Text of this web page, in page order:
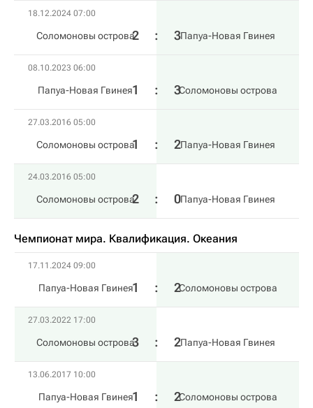
18.12.2024 07:00
Соломоновы острова2 : 3Папуа-Новая Гвинея
08.10.2023 06:00
Папуа-Новая Гвинея1 : 3Соломоновы острова
27.03.2016 05:00
Соломоновы острова1 : 2Папуа-Новая Гвинея
24.03.2016 05:00
Соломоновы острова2 : 0Папуа-Новая Гвинея
Чемпионат мира. Квалификация. Океания
17.11.2024 09:00
Папуа-Новая Гвинея1 : 2Соломоновы острова
27.03.2022 17:00
Соломоновы острова3 : 2Папуа-Новая Гвинея
13.06.2017 10:00
Папуа-Новая Гвинея1 : 2Соломоновы острова